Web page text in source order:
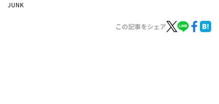
JUNK
この記事をシェア